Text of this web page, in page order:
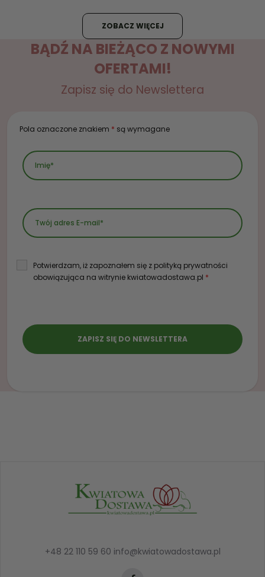
ZOBACZ WIĘCEJ
BĄDŹ NA BIEŻĄCO Z NOWYMI
OFERTAMI!
Zapisz się do Newslettera
Pola oznaczone znakiem * są wymagane
Potwierdzam, iż zapoznałem się z polityką prywatności
obowiązująca na witrynie kwiatowadostawa.pl *
+48 22 110 59 60 info@kwiatowadostawa.pl